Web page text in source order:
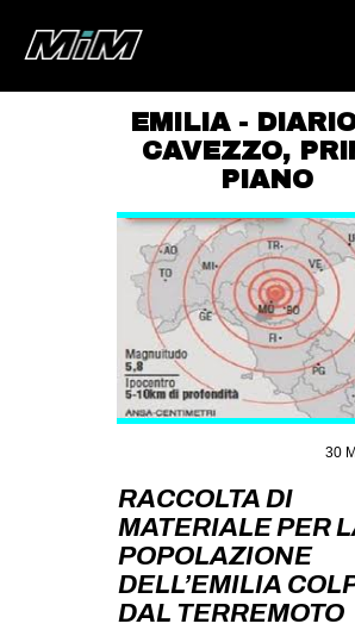
HOME
AREA
DEGENERAZIONE
GAZA FREESTYLE
CSOA LAMBRETTA
MSM
STUDENTI TSUNAMI
ZAM
MILANO
MOBILITAZIONI
EMILIA -
CAVEZZO,
PIANO
30
RACCOLTA DI
MATERIALE PER
POPOLAZIONE
DELL’EMILIA
DAL TERREMOTO